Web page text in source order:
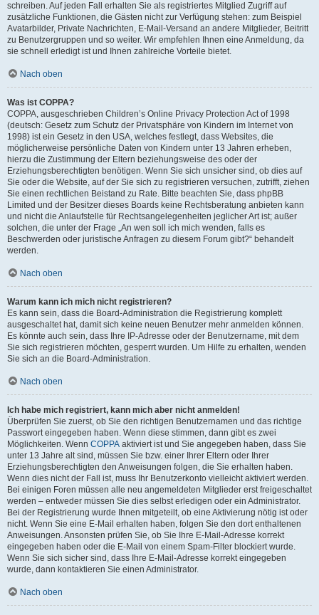
schreiben. Auf jeden Fall erhalten Sie als registriertes Mitglied Zugriff auf
zusätzliche Funktionen, die Gästen nicht zur Verfügung stehen: zum Beispiel
Avatarbilder, Private Nachrichten, E-Mail-Versand an andere Mitglieder, Beitritt
zu Benutzergruppen und so weiter. Wir empfehlen Ihnen eine Anmeldung, da
sie schnell erledigt ist und Ihnen zahlreiche Vorteile bietet.
Nach oben
Was ist COPPA?
COPPA, ausgeschrieben Children’s Online Privacy Protection Act of 1998
(deutsch: Gesetz zum Schutz der Privatsphäre von Kindern im Internet von
1998) ist ein Gesetz in den USA, welches festlegt, dass Websites, die
möglicherweise persönliche Daten von Kindern unter 13 Jahren erheben,
hierzu die Zustimmung der Eltern beziehungsweise des oder der
Erziehungsberechtigten benötigen. Wenn Sie sich unsicher sind, ob dies auf
Sie oder die Website, auf der Sie sich zu registrieren versuchen, zutrifft, ziehen
Sie einen rechtlichen Beistand zu Rate. Bitte beachten Sie, dass phpBB
Limited und der Besitzer dieses Boards keine Rechtsberatung anbieten kann
und nicht die Anlaufstelle für Rechtsangelegenheiten jeglicher Art ist; außer
solchen, die unter der Frage „An wen soll ich mich wenden, falls es
Beschwerden oder juristische Anfragen zu diesem Forum gibt?“ behandelt
werden.
Nach oben
Warum kann ich mich nicht registrieren?
Es kann sein, dass die Board-Administration die Registrierung komplett
ausgeschaltet hat, damit sich keine neuen Benutzer mehr anmelden können.
Es könnte auch sein, dass Ihre IP-Adresse oder der Benutzername, mit dem
Sie sich registrieren möchten, gesperrt wurden. Um Hilfe zu erhalten, wenden
Sie sich an die Board-Administration.
Nach oben
Ich habe mich registriert, kann mich aber nicht anmelden!
Überprüfen Sie zuerst, ob Sie den richtigen Benutzernamen und das richtige
Passwort eingegeben haben. Wenn diese stimmen, dann gibt es zwei
Möglichkeiten. Wenn COPPA aktiviert ist und Sie angegeben haben, dass Sie
unter 13 Jahre alt sind, müssen Sie bzw. einer Ihrer Eltern oder Ihrer
Erziehungsberechtigten den Anweisungen folgen, die Sie erhalten haben.
Wenn dies nicht der Fall ist, muss Ihr Benutzerkonto vielleicht aktiviert werden.
Bei einigen Foren müssen alle neu angemeldeten Mitglieder erst freigeschaltet
werden – entweder müssen Sie dies selbst erledigen oder ein Administrator.
Bei der Registrierung wurde Ihnen mitgeteilt, ob eine Aktivierung nötig ist oder
nicht. Wenn Sie eine E-Mail erhalten haben, folgen Sie den dort enthaltenen
Anweisungen. Ansonsten prüfen Sie, ob Sie Ihre E-Mail-Adresse korrekt
eingegeben haben oder die E-Mail von einem Spam-Filter blockiert wurde.
Wenn Sie sich sicher sind, dass Ihre E-Mail-Adresse korrekt eingegeben
wurde, dann kontaktieren Sie einen Administrator.
Nach oben